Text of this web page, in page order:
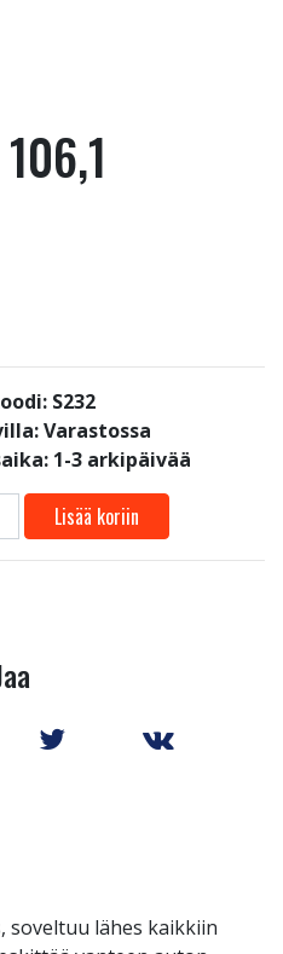
S232
Varastossa
1-3 arkipäivää
Lisää koriin
soveltuu lähes kaikkiin